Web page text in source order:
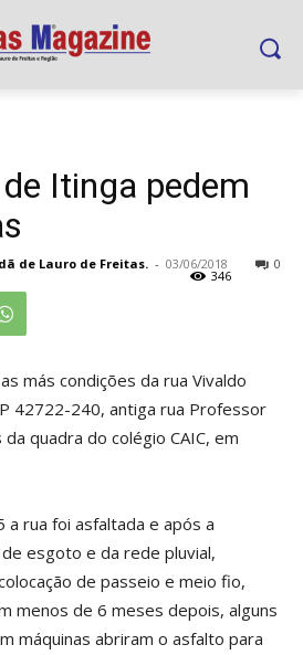
Itinga pedem
de Lauro de Freitas. - 03/06/2018 0
346
más condições da rua Vivaldo
42722-240, antiga rua Professor
quadra do colégio CAIC, em
a rua foi asfaltada e após a
esgoto e da rede pluvial,
de passeio e meio fio,
menos de 6 meses depois, alguns
máquinas abriram o asfalto para